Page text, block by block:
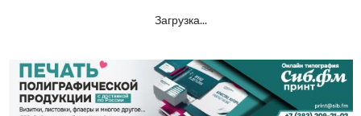
Загрузка...